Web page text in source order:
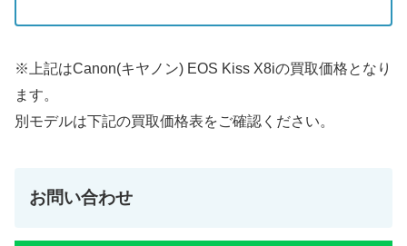
※上記はCanon(キヤノン) EOS Kiss X8iの買取価格となり
ます。
別モデルは下記の買取価格表をご確認ください。
お問い合わせ